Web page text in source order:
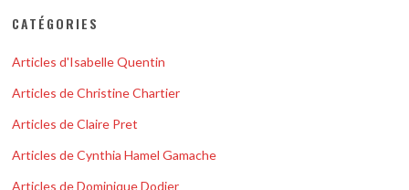
CATÉGORIES
Articles d'Isabelle Quentin
Articles de Christine Chartier
Articles de Claire Pret
Articles de Cynthia Hamel Gamache
Articles de Dominique Dodier